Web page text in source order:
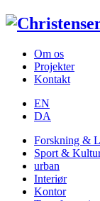
Om os
Projekter
Kontakt
EN
DA
Forskning &
Sport &
urban
Interiør
Kontor